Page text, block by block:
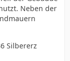
Neben der
Silbererz